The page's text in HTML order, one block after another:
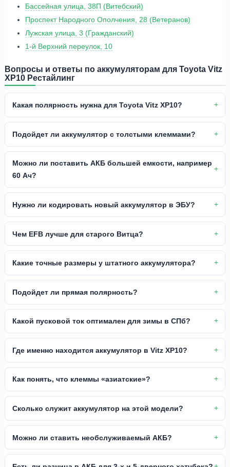
Бассейная улица, 38П (Витебский)
Проспект Народного Ополчения, 28 (Ветеранов)
Лужская улица, 3 (Гражданский)
1-й Верхний переулок, 10
Вопросы и ответы по аккумуляторам для Toyota Vitz
XP10 Рестайлинг
Какая полярность нужна для Toyota Vitz XP10?
Подойдет ли аккумулятор с толстыми клеммами?
Можно ли поставить АКБ большей емкости, например
60 Ач?
Нужно ли кодировать новый аккумулятор в ЭБУ?
Чем EFB лучше для старого Витца?
Какие точные размеры у штатного аккумулятора?
Подойдет ли прямая полярность?
Какой пусковой ток оптимален для зимы в СПб?
Где именно находится аккумулятор в Vitz XP10?
Как понять, что клеммы «азиатские»?
Сколько служит аккумулятор на этой модели?
Можно ли ставить необслуживаемый АКБ?